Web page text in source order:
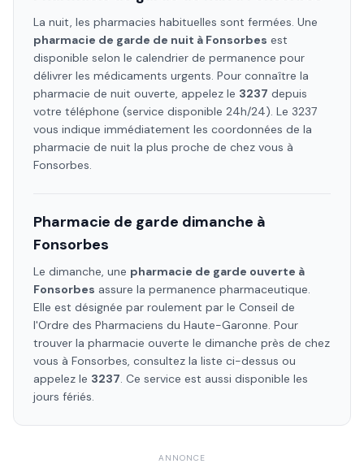
La nuit, les pharmacies habituelles sont fermées. Une
pharmacie de garde de nuit à Fonsorbes est
disponible selon le calendrier de permanence pour
délivrer les médicaments urgents. Pour connaître la
pharmacie de nuit ouverte, appelez le 3237 depuis
votre téléphone (service disponible 24h/24). Le 3237
vous indique immédiatement les coordonnées de la
pharmacie de nuit la plus proche de chez vous à
Fonsorbes.
Pharmacie de garde dimanche à
Fonsorbes
Le dimanche, une pharmacie de garde ouverte à
Fonsorbes assure la permanence pharmaceutique.
Elle est désignée par roulement par le Conseil de
l'Ordre des Pharmaciens du Haute-Garonne. Pour
trouver la pharmacie ouverte le dimanche près de chez
vous à Fonsorbes, consultez la liste ci-dessus ou
appelez le 3237. Ce service est aussi disponible les
jours fériés.
ANNONCE